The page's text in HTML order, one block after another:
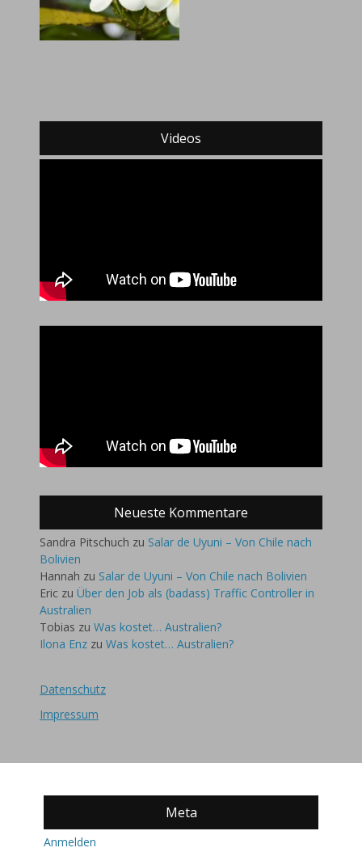
Videos
Neueste Kommentare
Sandra Pitschuch zu Salar de Uyuni – Von Chile nach
Bolivien
Hannah zu Salar de Uyuni – Von Chile nach Bolivien
Eric zu Über den Job als (badass) Traffic Controller in
Australien
Tobias zu Was kostet… Australien?
Ilona Enz zu Was kostet… Australien?
Datenschutz
Impressum
Meta
Anmelden